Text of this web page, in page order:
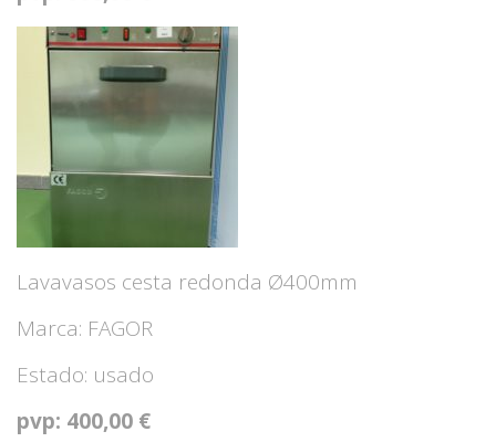
Lavavasos cesta redonda Ø400mm
Marca: FAGOR
Estado: usado
pvp: 400,00 €